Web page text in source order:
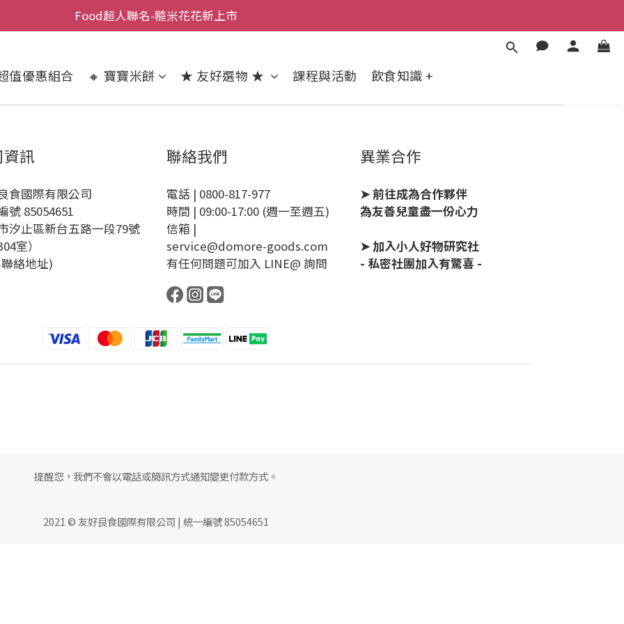
物門檻即享【免運 + 現折 $ 100 + 送一包糙米花花 or 棒棒，口味隨機】
Food超人聯名-糙米花花新上市
值優惠組合 🔸 寶寶米餅 ★ 友好選物 ★ 課程與活動 飲食知識 +
訊
食國際有限公司
號 85054651
汐止區新台五路一段79號
室）
絡地址)
聯絡我們
電話 | 0800-817-977
時間 | 09:00-17:00 (週一至週五)
信箱 |
service@domore-goods.com
有任何問題可加入 LINE@ 詢問
異業合作
➤ 前往成為合作夥伴
為友善兒童盡一份心力
➤ 加入小人好物研究社
- 私密社團加入有驚喜 -
提醒您，我們不會以電話或簡訊方式通知變更付款方式。
2021 © 友好良食國際有限公司 | 統一編號 85054651